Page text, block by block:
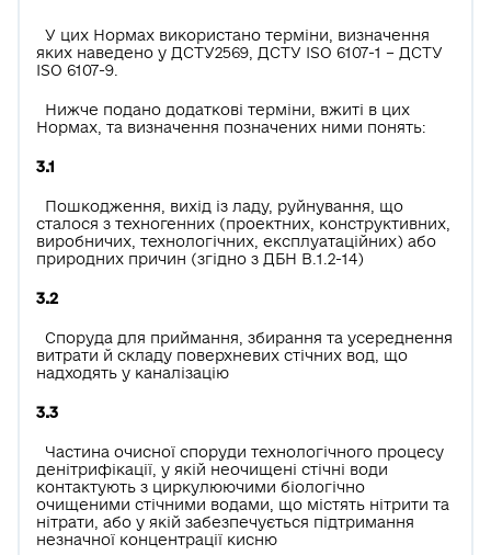
У цих Нормах використано терміни, визначення
яких наведено у ДСТУ2569, ДСТУ ISO 6107-1 – ДСТУ
ISO 6107-9.
Нижче подано додаткові терміни, вжиті в цих
Нормах, та визначення позначених ними понять:
3.1
Пошкодження, вихід із ладу, руйнування, що
сталося з техногенних (проектних, конструктивних,
виробничих, технологічних, експлуатаційних) або
природних причин (згідно з ДБН В.1.2-14)
3.2
Споруда для приймання, збирання та усереднення
витрати й складу поверхневих стічних вод, що
надходять у каналізацію
3.3
Частина очисної споруди технологічного процесу
денітрифікації, у якій неочищені стічні води
контактують з циркулюючими біологічно
очищеними стічними водами, що містять нітрити та
нітрати, або у якій забезпечується підтримання
незначної концентрації кисню